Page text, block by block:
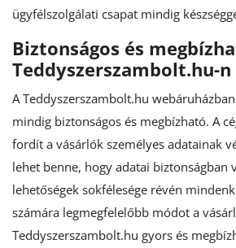
ügyfélszolgálati csapat mindig
Biztonságos és
Teddyszerszambolt.hu-n
A Teddyszerszambolt.hu
mindig biztonságos és megbízható. A
fordít a vásárlók személyes adatainak
lehet benne, hogy adatai biztonságban
lehetőségek sokfélesége révén
számára legmegfelelőbb módot a
Teddyszerszambolt.hu gyors és